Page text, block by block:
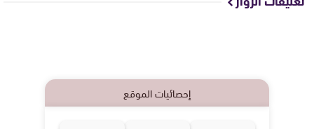
إحصائيات الموقع